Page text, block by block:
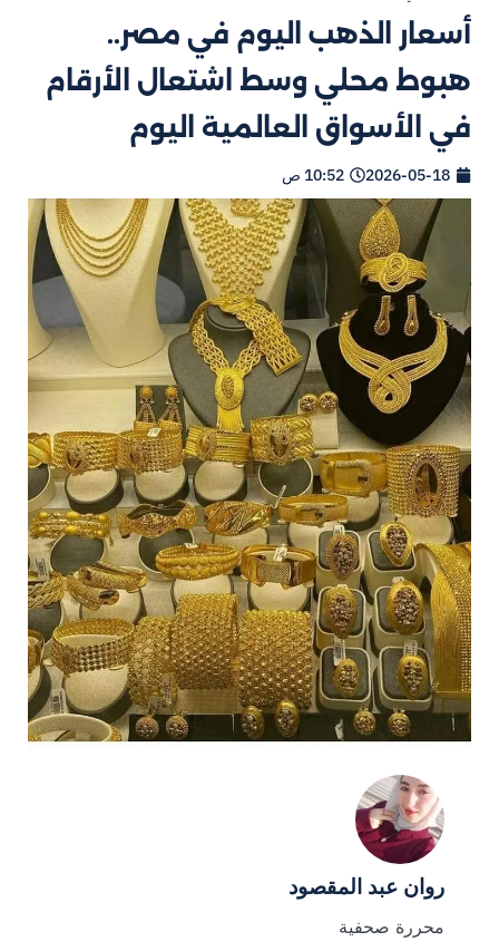
أسعار الذهب اليوم في مصر..
هبوط محلي وسط اشتعال الأرقام
في الأسواق العالمية اليوم
2026-05-18 10:52 ص
روان عبد المقصود
محررة صحفية